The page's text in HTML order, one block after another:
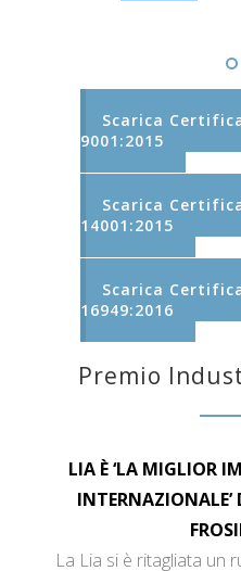
Scarica
9001:2015
Scarica
14001:2015
Scarica
16949:2016
Premio
LIA È ‘LA MIGLIOR
INTERNAZIONALE’
La Lia si è ritagliata un